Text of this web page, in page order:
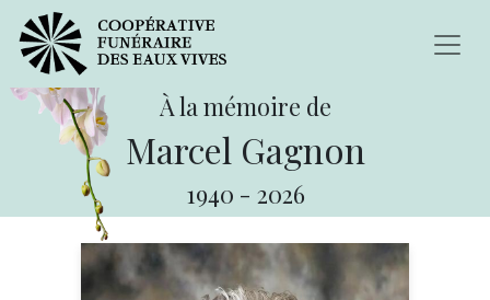
À la mémoire de
Marcel Gagnon
1940 - 2026